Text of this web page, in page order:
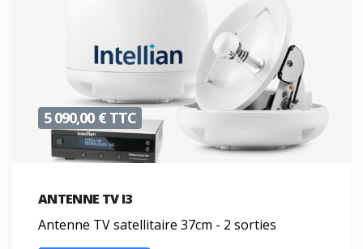
5 090,00 € TTC
ANTENNE TV I3
Antenne TV satellitaire 37cm - 2 sorties